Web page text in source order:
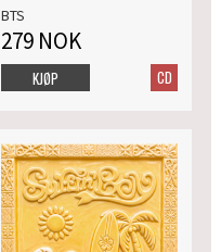
BTS
279 NOK
CD
KJØP